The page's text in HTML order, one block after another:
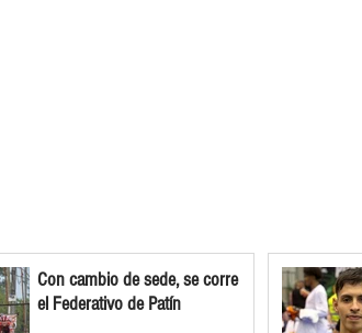
Con cambio de sede, se corre
el Federativo de Patín